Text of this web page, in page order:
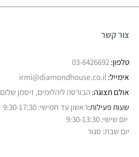
צור קשר
טלפון:03-6426692
אימייל:irmi@diamondhouse.co.il
אולם תצוגה: הבורסה ליהלומים, זיסמן שלום 1, רמת גן
שעות פעילות:ראשון עד חמישי: 9:30-17:30
יום שישי: 9:30-13:30
יום שבת: סגור